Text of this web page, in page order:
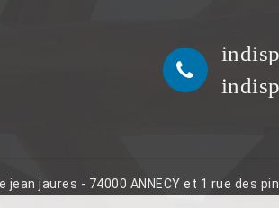
jaures - 74000 ANNECY et 1 rue des